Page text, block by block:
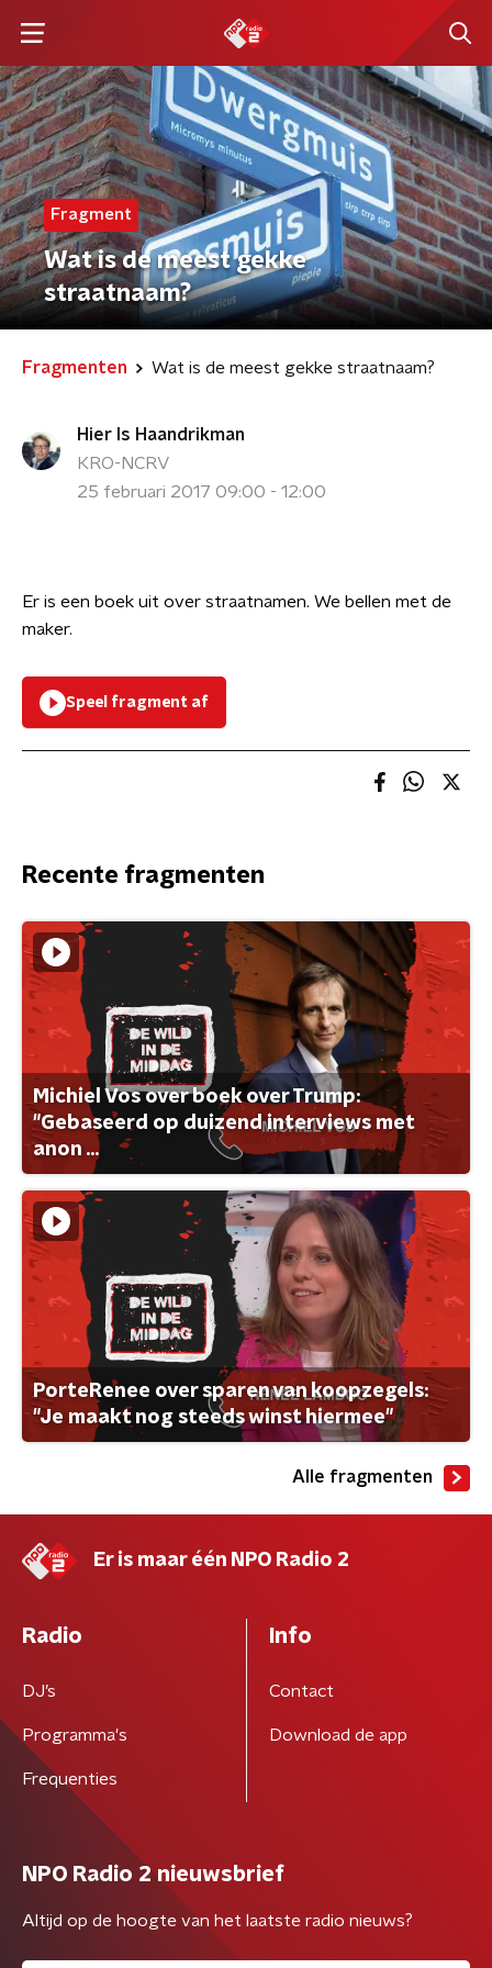
Fragment
Wat is de meest gekke
straatnaam?
Fragmenten Wat is de meest gekke straatnaam?
Hier Is Haandrikman
KRO-NCRV
25 februari 2017 09:00 - 12:00
Er is een boek uit over straatnamen. We bellen met de
maker.
Speel fragment af
Recente fragmenten
Michiel Vos over boek over Trump:
"Gebaseerd op duizend interviews met
anon ...
PorteRenee over sparen van koopzegels:
"Je maakt nog steeds winst hiermee"
Alle fragmenten
Er is maar één NPO Radio 2
Radio
DJ’s
Programma's
Frequenties
Info
Contact
Download de app
NPO Radio 2 nieuwsbrief
Altijd op de hoogte van het laatste radio nieuws?